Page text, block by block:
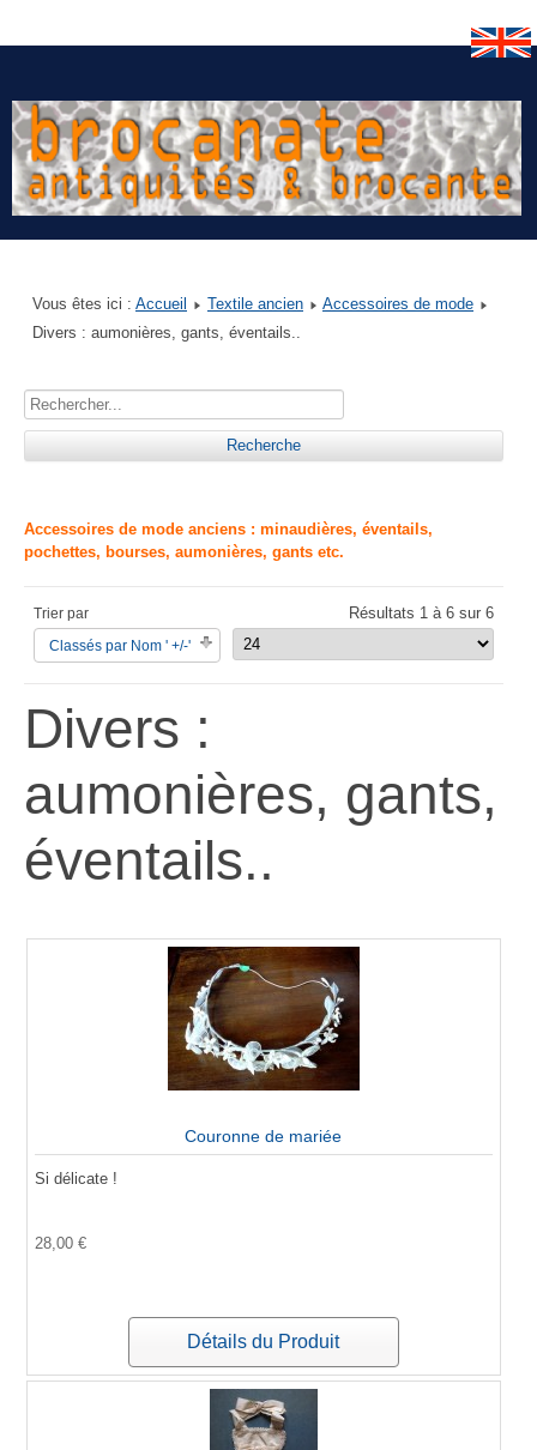
Vous êtes ici : Accueil Textile ancien
Accessoires de mode
Divers : aumonières, gants, éventails..
Accessoires de mode anciens : minaudières, éventails,
pochettes, bourses, aumonières, gants etc.
Trier par
Classés par Nom ' +/-'
Résultats 1 à 6 sur 6
Divers :
aumonières, gants,
éventails..
Couronne de mariée
Si délicate !
28,00 €
Détails du Produit